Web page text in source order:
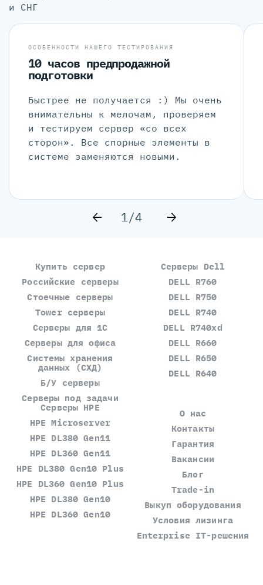
и СНГ
ОСОБЕННОСТИ НАШЕГО ТЕСТИРОВАНИЯ
10 часов предпродажной
подготовки
Быстрее не получается :) Мы очень
внимательны к мелочам, проверяем
и тестируем сервер «со всех
сторон». Все спорные элементы в
системе заменяются новыми.
1/4
Купить сервер
Российские серверы
Стоечные серверы
Tower серверы
Серверы для 1С
Серверы для офиса
Системы хранения
данных (СХД)
Б/У серверы
Серверы под задачи
Серверы Dell
DELL R760
DELL R750
DELL R740
DELL R740xd
DELL R660
DELL R650
DELL R640
Серверы HPE
HPE Microserver
HPE DL380 Gen11
HPE DL360 Gen11
HPE DL380 Gen10 Plus
HPE DL360 Gen10 Plus
HPE DL380 Gen10
HPE DL360 Gen10
О нас
Контакты
Гарантия
Вакансии
Блог
Trade-in
Выкуп оборудования
Условия лизинга
Enterprise IT-решения